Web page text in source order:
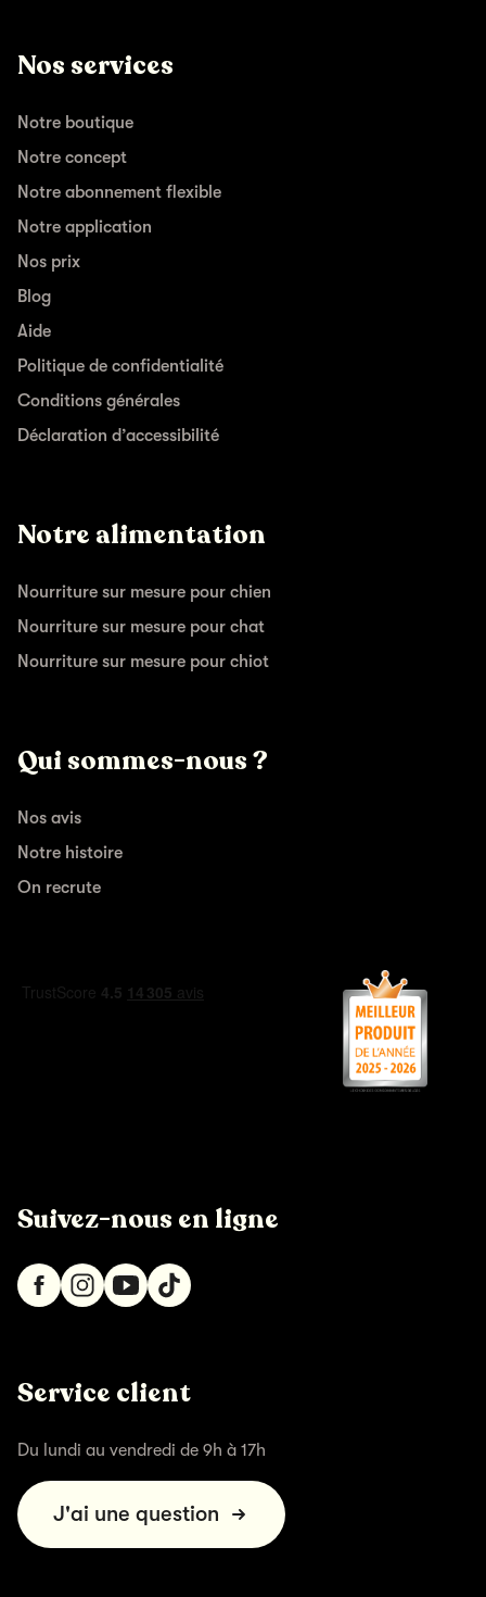
Nos services
Notre boutique
Notre concept
Notre abonnement flexible
Notre application
Nos prix
Blog
Aide
Politique de confidentialité
Conditions générales
Déclaration d’accessibilité
Notre alimentation
Nourriture sur mesure pour chien
Nourriture sur mesure pour chat
Nourriture sur mesure pour chiot
Qui sommes-nous ?
Nos avis
Notre histoire
On recrute
Suivez-nous en ligne
Service client
Du lundi au vendredi de 9h à 17h
J'ai une question